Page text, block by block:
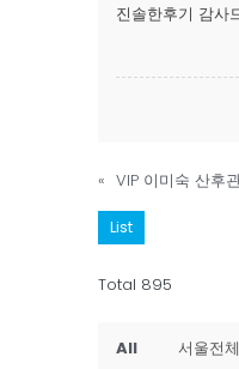
진솔한후기 감사
« VIP 이미숙 산후
List
Total 895
All 서울전체